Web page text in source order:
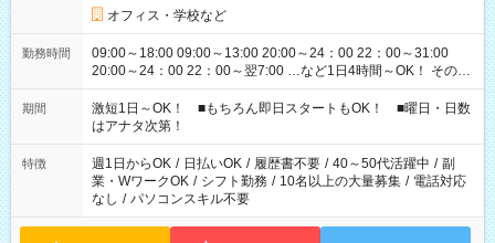
オフィス・学校など
勤務時間
09:00～18:00 09:00～13:00 20:00～24：00 22：00～31:00
20:00～24：00 22：00～翌7:00 …など1日4時間～OK！ その他
シフトもございます！ お気軽にご相談ください！
期間
激短1日～OK！ ■もちろん即日スタートもOK！ ■曜日・日数
はアナタ次第！
特徴 週1日からOK / 日払いOK / 履歴書不要 / 40～50代活躍中 / 副
業・WワークOK / シフト勤務 / 10名以上の大量募集 / 電話対応
なし / パソコンスキル不要